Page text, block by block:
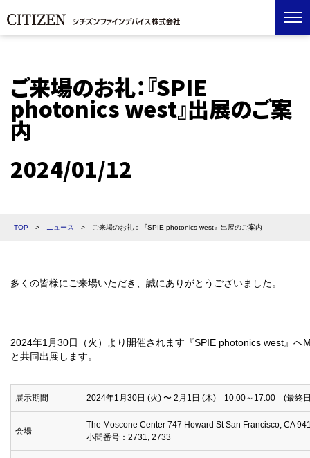
ご来場のお礼：『SPIE
photonics west』出展のご案
内
2024/01/12
TOP > ニュース > ご来場のお礼：『SPIE photonics west』出展のご案内
多くの皆様にご来場いただき、誠にありがとうございました。
2024年1月30日（火）より開催されます『SPIE photonics west』
と共同出展します。
展示期間 2024年1月30日 (火) 〜 2月1日 (木) 10:00～17:00 (最終
会場
The Moscone Center 747 Howard St San Francisco, CA
小間番号：2731, 2733